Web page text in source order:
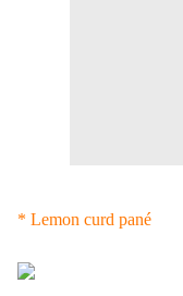
* Lemon curd pané